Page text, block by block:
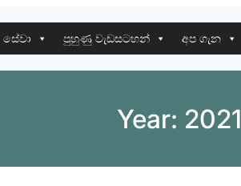
පුහුණු වැඩසටහන් අප ගැන
Year: 2021